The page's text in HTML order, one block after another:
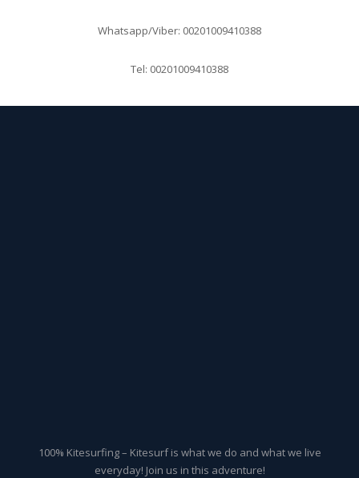
Whatsapp/Viber: 00201009410388
Tel: 00201009410388
100% Kitesurfing – Kitesurf is what we do and what we live
everyday! Join us in this adventure!